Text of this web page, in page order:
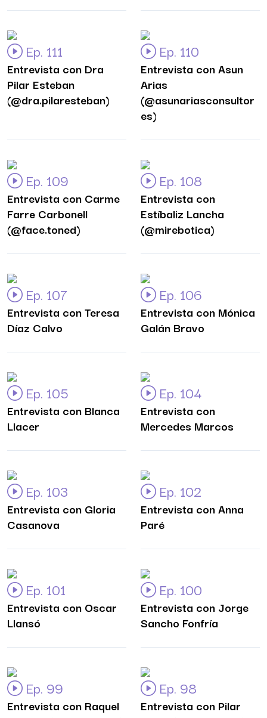
Ep. 111
Entrevista con Dra
Pilar Esteban
(@dra.pilaresteban)
Ep. 110
Entrevista con Asun
Arias
(@asunariasconsultor
es)
Ep. 109
Entrevista con Carme
Farre Carbonell
(@face.toned)
Ep. 108
Entrevista con
Estíbaliz Lancha
(@mirebotica)
Ep. 107
Entrevista con Teresa
Díaz Calvo
Ep. 106
Entrevista con Mónica
Galán Bravo
Ep. 105
Entrevista con Blanca
Llacer
Ep. 104
Entrevista con
Mercedes Marcos
Ep. 103
Entrevista con Gloria
Casanova
Ep. 102
Entrevista con Anna
Paré
Ep. 101
Entrevista con Oscar
Llansó
Ep. 100
Entrevista con Jorge
Sancho Fonfría
Ep. 99
Entrevista con Raquel
Ep. 98
Entrevista con Pilar